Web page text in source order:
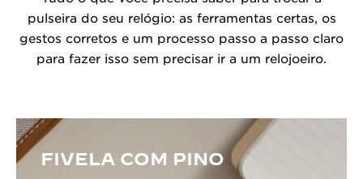
pulseira do seu relógio: as ferramentas certas, os
gestos corretos e um processo passo a passo claro
para fazer isso sem precisar ir a um relojoeiro.
FIVELA COM PINO